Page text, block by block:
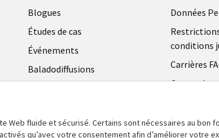
Blogues
Études de cas
Événements
Baladodiffusions
Données
conditions
Carrières
Centre de
Web fluide et sécurisé. Certains sont nécessaires au bon
qu’avec votre consentement afin d’améliorer votre